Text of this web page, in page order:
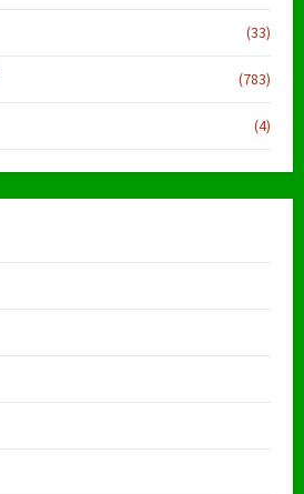
(33)
(783)
(4)